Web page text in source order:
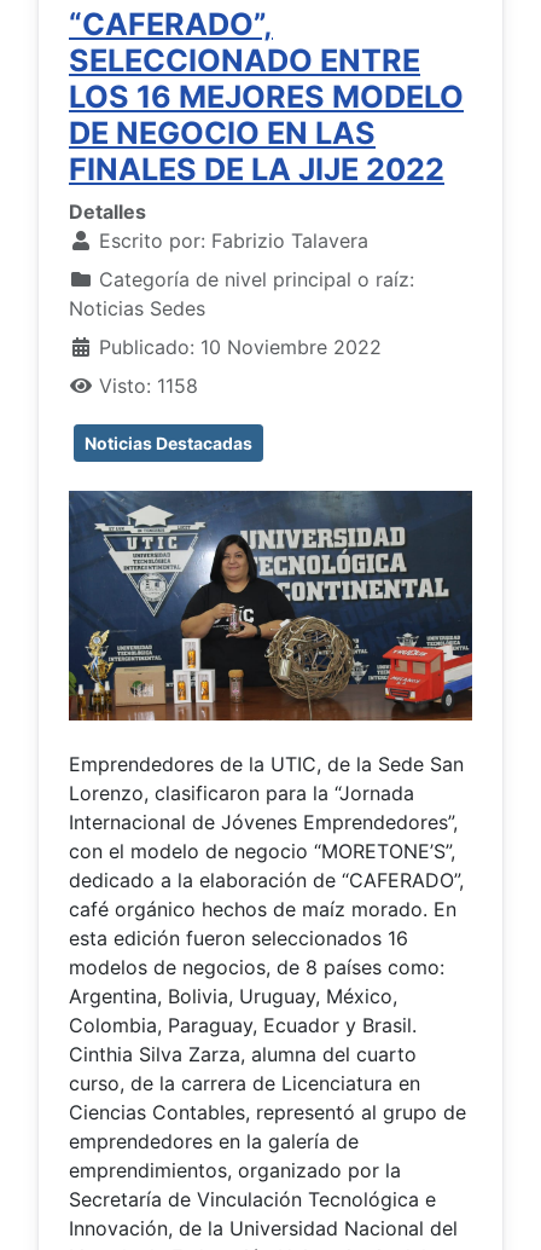
“CAFERADO”,
SELECCIONADO ENTRE
LOS 16 MEJORES MODELO
DE NEGOCIO EN LAS
FINALES DE LA JIJE 2022
Detalles
Escrito por: Fabrizio Talavera
Categoría de nivel principal o raíz:
Noticias Sedes
Publicado: 10 Noviembre 2022
Visto: 1158
Noticias Destacadas
Emprendedores de la UTIC, de la Sede San
Lorenzo, clasificaron para la “Jornada
Internacional de Jóvenes Emprendedores”,
con el modelo de negocio “MORETONE’S”,
dedicado a la elaboración de “CAFERADO”,
café orgánico hechos de maíz morado. En
esta edición fueron seleccionados 16
modelos de negocios, de 8 países como:
Argentina, Bolivia, Uruguay, México,
Colombia, Paraguay, Ecuador y Brasil.
Cinthia Silva Zarza, alumna del cuarto
curso, de la carrera de Licenciatura en
Ciencias Contables, representó al grupo de
emprendedores en la galería de
emprendimientos, organizado por la
Secretaría de Vinculación Tecnológica e
Innovación, de la Universidad Nacional del